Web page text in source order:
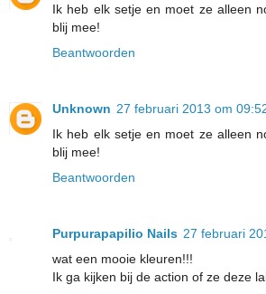
Ik heb elk setje en moet ze alleen
blij mee!
Beantwoorden
Unknown 27 februari 2013 om
Ik heb elk setje en moet ze alleen
blij mee!
Beantwoorden
Purpurapapilio Nails 27 februari
wat een mooie kleuren!!!
Ik ga kijken bij de action of ze deze